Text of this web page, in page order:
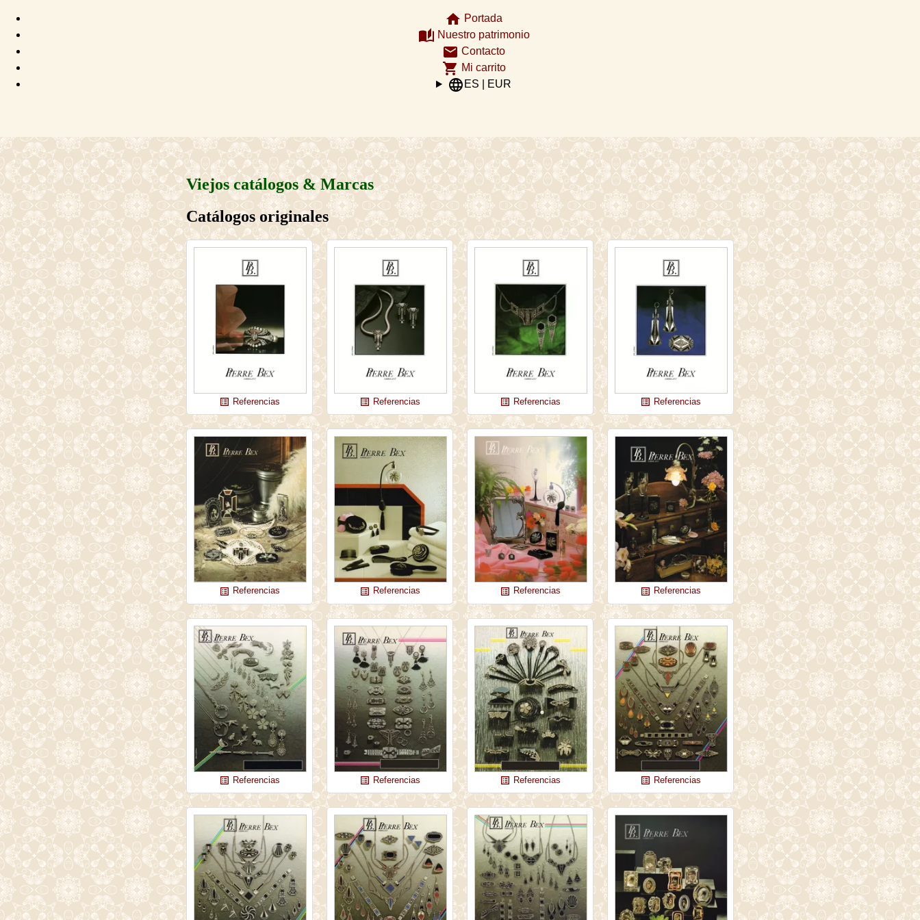
home Portada
auto_stories Nuestro patrimonio
email Contacto
shopping_cart Mi carrito
language ES | EUR
Viejos catálogos & Marcas
Catálogos originales
list_alt Referencias list_alt Referencias list_alt Referencias list_alt Referencias
list_alt Referencias list_alt Referencias list_alt Referencias list_alt Referencias
list_alt Referencias list_alt Referencias list_alt Referencias list_alt Referencias